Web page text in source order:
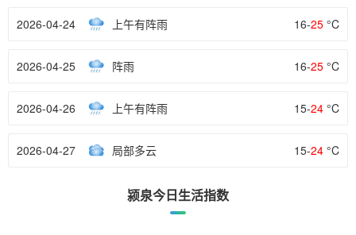
2026-04-24 上午有阵雨 16-25 °C
2026-04-25 阵雨 16-25 °C
2026-04-26 上午有阵雨 15-24 °C
2026-04-27 局部多云 15-24 °C
颍泉今日生活指数